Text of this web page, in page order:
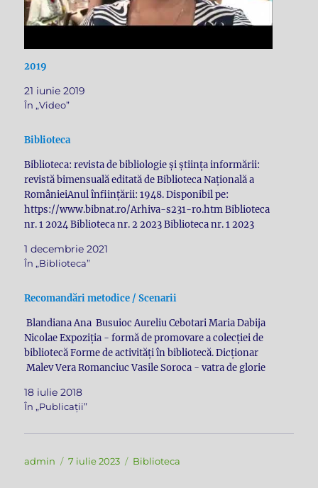
2019
21 iunie 2019
În „Video”
Biblioteca
Biblioteca: revista de bibliologie și știința informării:
revistă bimensuală editată de Biblioteca Națională a
RomânieiAnul înființării: 1948. Disponibil pe:
https://www.bibnat.ro/Arhiva-s231-ro.htm Biblioteca
nr. 1 2024 Biblioteca nr. 2 2023 Biblioteca nr. 1 2023
6 2021 Biblioteca nr. 5 2021 Biblioteca nr.…
1 decembrie 2021
În „Biblioteca”
Recomandări metodice / Scenarii
Blandiana Ana Busuioc Aureliu Cebotari Maria Dabija
Nicolae Expoziția - formă de promovare a colecției de
bibliotecă Forme de activități în bibliotecă. Dicționar
Malev Vera Romanciuc Vasile Soroca - vatra de glorie
18 iulie 2018
În „Publicații”
Autor
admin
Publicat
7 iulie 2023 Categorii
Biblioteca